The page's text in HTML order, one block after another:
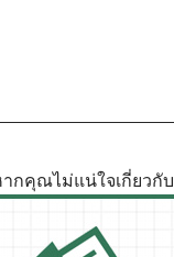
กคุณไม่แน่ใจเกี่ยวกั